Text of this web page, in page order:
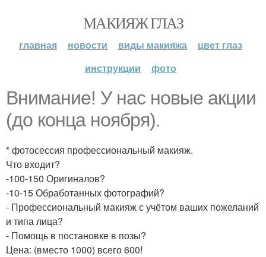
МАКИЯЖ ГЛАЗ
главная новости виды макияжа
цвет глаз
инструкции
фото
Внимание! У нас новые акции
(до конца ноября).
* фотосессия профессиональный макияж.
Что входит?
-100-150 Оригиналов?
-10-15 Обработанных фотографий?
- Профессиональный макияж с учётом ваших пожеланий
и типа лица?
- Помощь в постановке в позы?
Цена: (вместо 1000) всего 600!